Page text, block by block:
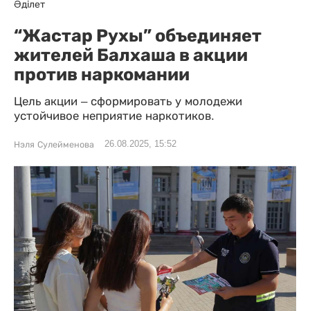
Әділет
“Жастар Рухы” объединяет
жителей Балхаша в акции
против наркомании
Цель акции – сформировать у молодежи
устойчивое неприятие наркотиков.
Нэля Сулейменова 26.08.2025, 15:52